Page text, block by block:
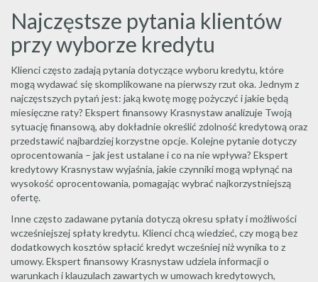
Najczęstsze pytania klientów
przy wyborze kredytu
Klienci często zadają pytania dotyczące wyboru kredytu, które
mogą wydawać się skomplikowane na pierwszy rzut oka. Jednym z
najczęstszych pytań jest: jaką kwotę mogę pożyczyć i jakie będą
miesięczne raty? Ekspert finansowy Krasnystaw analizuje Twoją
sytuację finansową, aby dokładnie określić zdolność kredytową oraz
przedstawić najbardziej korzystne opcje. Kolejne pytanie dotyczy
oprocentowania – jak jest ustalane i co na nie wpływa? Ekspert
kredytowy Krasnystaw wyjaśnia, jakie czynniki mogą wpłynąć na
wysokość oprocentowania, pomagając wybrać najkorzystniejszą
ofertę.
Inne często zadawane pytania dotyczą okresu spłaty i możliwości
wcześniejszej spłaty kredytu. Klienci chcą wiedzieć, czy mogą bez
dodatkowych kosztów spłacić kredyt wcześniej niż wynika to z
umowy. Ekspert finansowy Krasnystaw udziela informacji o
warunkach i klauzulach zawartych w umowach kredytowych,